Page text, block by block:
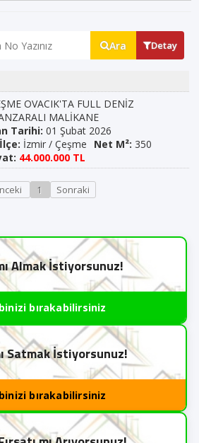
Ara Detay
OVACIK'TA FULL DENİZ
MALİKANE
Tarihi: 01 Şubat 2026
İzmir / Çeşme Net M²: 350
44.000.000 TL
1 Sonraki
Almak İstiyorsunuz!
bırakabilirsiniz
Satmak İstiyorsunuz!
bırakabilirsiniz